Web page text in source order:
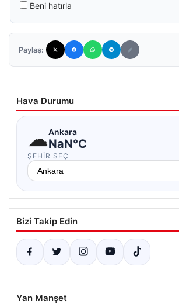
Beni hatırla
Paylaş:
Hava Durumu
☁Ankara
NaN°C
ŞEHIR SEÇ
Bizi Takip Edin
Yan Manşet